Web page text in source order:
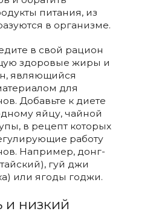
питания, из
в организме.
в свой рацион
здоровые жиры и
являющийся
для
Добавьте к диете
яйцу, чайной
в рецепт которых
работу
Например, донг-
гуй джи
или ягоды годжи.
и низкий